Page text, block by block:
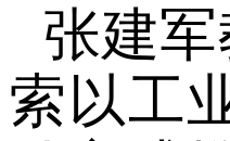
张建
索以工